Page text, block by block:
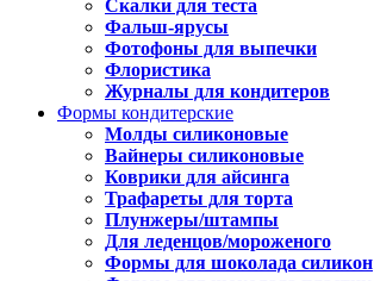
Скалки для теста
Фальш-ярусы
Фотофоны для выпечки
Флористика
Журналы для кондитеров
Формы кондитерские
Молды силиконовые
Вайнеры силиконовые
Коврики для айсинга
Трафареты для торта
Плунжеры/штампы
Для леденцов/мороженого
Формы для шоколада силикон